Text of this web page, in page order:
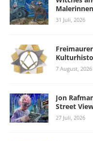
31 Juli, 2026
7 August, 2026
Jon
Street
27 Juli, 2026